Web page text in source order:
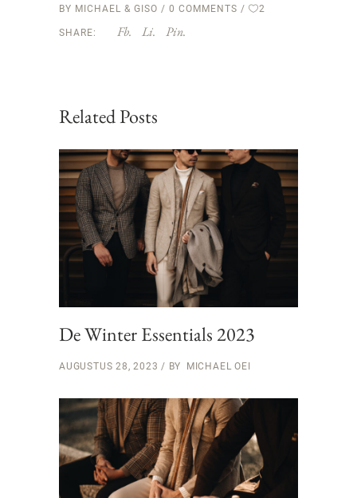
BY MICHAEL & GISO 0 COMMENTS 2
SHARE: Fb. Li. Pin.
Related Posts
De Winter Essentials 2023
AUGUSTUS 28, 2023 BY MICHAEL OEI